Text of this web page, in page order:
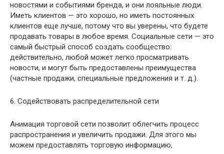
новостями и событиями бренда, и они лояльные люди.
Иметь клиентов — это хорошо, но иметь постоянных
клиентов еще лучше, потому что вы уверены, что будете
продавать товары в любое время. Социальные сети — это
самый быстрый способ создать сообщество:
действительно, любой может легко просматривать
новости, и могут быть предоставлены преимущества
(частные продажи, специальные предложения и т. д.).
6. Содействовать распределительной сети
Анимация торговой сети позволит облегчить процесс
распространения и увеличить продажи. Для этого мы
можем предоставлять торговую информацию,